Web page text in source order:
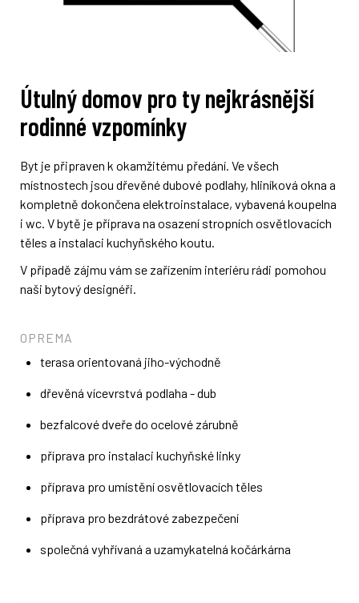
Útulný domov pro ty nejkrásnější
rodinné vzpomínky
Byt je připraven k okamžitému předání. Ve všech
místnostech jsou dřevěné dubové podlahy, hliníková okna a
kompletně dokončena elektroinstalace, vybavená koupelna
i wc. V bytě je příprava na osazení stropních osvětlovacích
těles a instalaci kuchyňského koutu.
V případě zájmu vám se zařízením interiéru rádi pomohou
naši bytový designéři.
OPREMA
terasa orientovaná jiho-východně
dřevěná vícevrstvá podlaha - dub
bezfalcové dveře do ocelové zárubně
příprava pro instalaci kuchyňské linky
příprava pro umístění osvětlovacích těles
příprava pro bezdrátové zabezpečení
společná vyhřívaná a uzamykatelná kočárkárna